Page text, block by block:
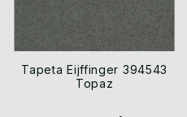
Tapeta Eijffinger 394543
Topaz